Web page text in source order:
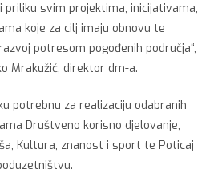
svim projektima, inicijativama,
koje za cilj imaju obnovu te
potresom pogođenih područja“,
Mrakužić, direktor dm-a.
potrebnu za realizaciju odabranih
Društveno korisno djelovanje,
Kultura, znanost i sport te Poticaj